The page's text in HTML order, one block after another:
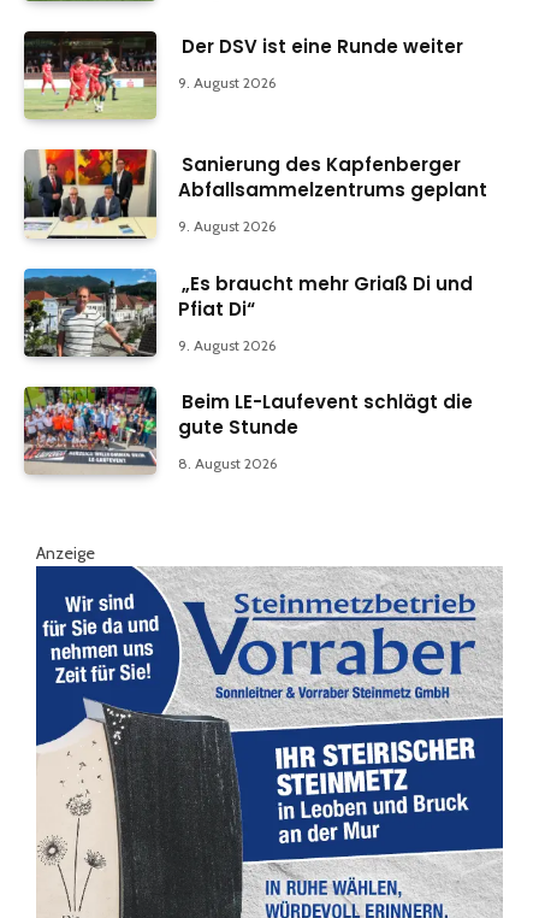
Der DSV ist eine Runde weiter
9. August 2026
Sanierung des Kapfenberger
Abfallsammelzentrums geplant
9. August 2026
„Es braucht mehr Griaß Di und
Pfiat Di“
9. August 2026
Beim LE-Laufevent schlägt die
gute Stunde
8. August 2026
Anzeige